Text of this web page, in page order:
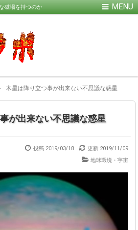
磁場を持つのか
木星は降り立つ事が出来ない不思議な惑星
が出来ない不思議な惑星
投稿 2019/03/18 更新 2019/11/09
地球環境・宇宙